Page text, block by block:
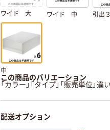
ワイド 大 ワイド 中 引出
中
この商品のバリエーション
「カラー」「タイプ」「販売単位」
配送オプション